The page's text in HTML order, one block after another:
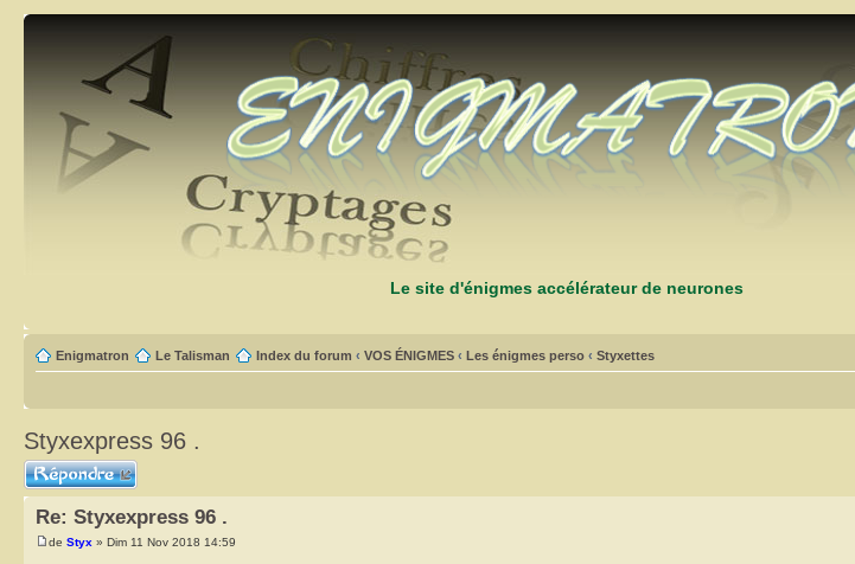
Le site d'énigmes accélérateur de neurones
Enigmatron Le Talisman Index du forum ‹ VOS ÉNIGMES ‹ Les énigmes perso ‹ Styxettes
Styxexpress 96 .
Répondre
Re: Styxexpress 96 .
de Styx » Dim 11 Nov 2018 14:59